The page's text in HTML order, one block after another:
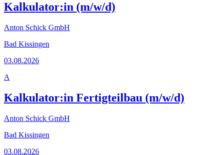
Kalkulator:in (m/w/d)
Anton Schick GmbH
Bad Kissingen
03.08.2026
A
Kalkulator:in Fertigteilbau (m/w/d)
Anton Schick GmbH
Bad Kissingen
03.08.2026